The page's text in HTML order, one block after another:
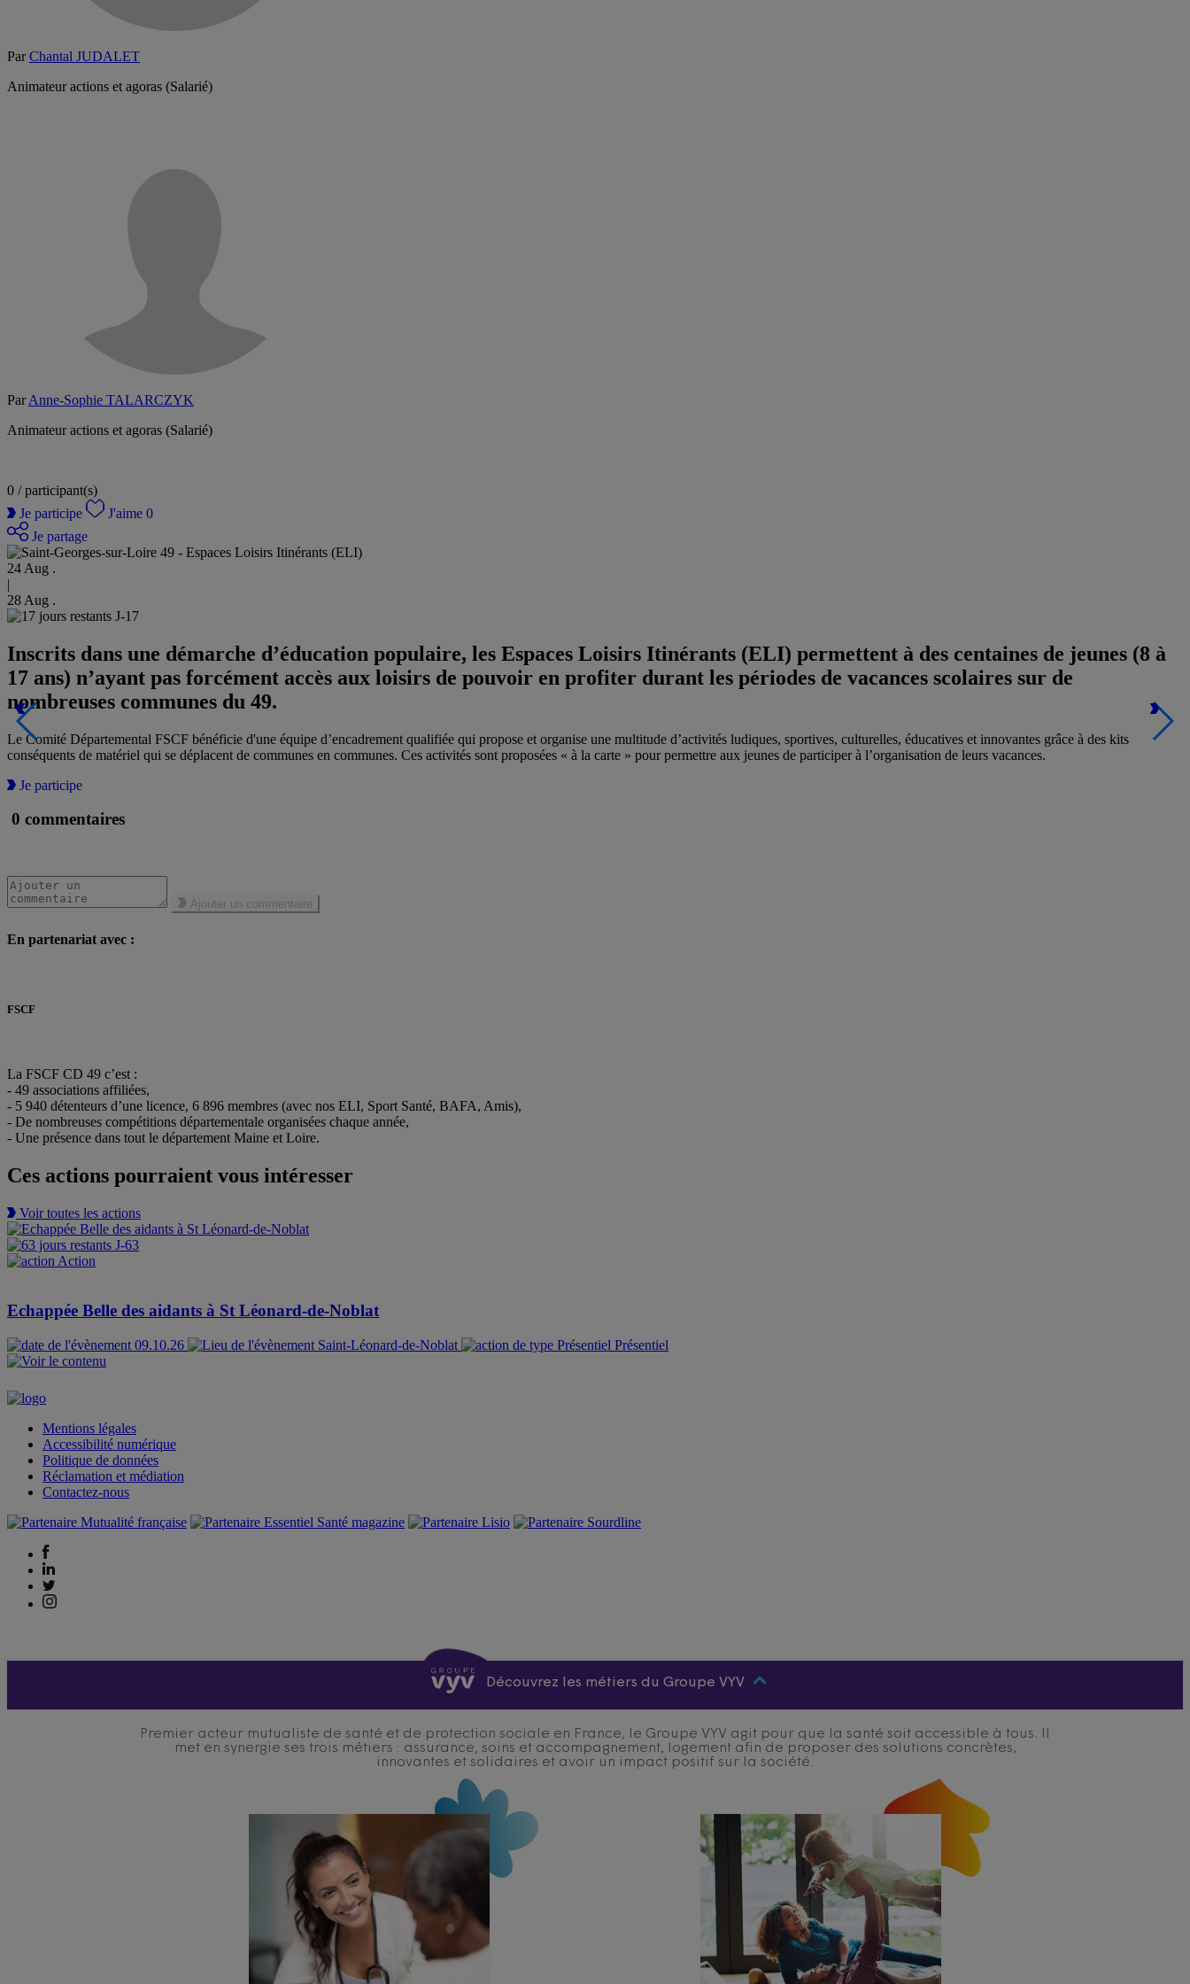
ParChantal JUDALET
Animateur actions et agoras (Salarié)
ParAnne-Sophie TALARCZYK
Animateur actions et agoras (Salarié)
0 /participant(s)
Je participe
J'aime 0
Je partage
24 Aug .
|
28 Aug .
J-17
Inscrits dans une démarche d’éducation populaire, les Espaces Loisirs Itinérants (ELI) permettent à des centaines de jeunes (8 à
17 ans) n’ayant pas forcément accès aux loisirs de pouvoir en profiter durant les périodes de vacances scolaires sur de
nombreuses communes du 49.
Le Comité Départemental FSCF bénéficie d'une équipe d’encadrement qualifiée qui propose et organise une multitude d’activités ludiques, sportives, culturelles, éducatives et innovantes grâce à des kits
conséquents de matériel qui se déplacent de communes en communes. Ces activités sont proposées « à la carte » pour permettre aux jeunes de participer à l’organisation de leurs vacances.
Je participe
0 commentaires
Ajouter un commentaire
En partenariat avec :
FSCF
La FSCF CD 49 c’est :
- 49 associations affiliées,
- 5 940 détenteurs d’une licence, 6 896 membres (avec nos ELI, Sport Santé, BAFA, Amis),
- De nombreuses compétitions départementale organisées chaque année,
- Une présence dans tout le département Maine et Loire.
Ces actions pourraient vous intéresser
Voir toutes les actions
J-63
Action
Echappée Belle des aidants à St Léonard-de-Noblat
09.10.26 Saint-Léonard-de-Noblat Présentiel
Mentions légales
Accessibilité numérique
Politique de données
Réclamation et médiation
Contactez-nous
Découvrez les métiers du Groupe VYV
Premier acteur mutualiste de santé et de protection sociale en France, le Groupe VYV agit pour que la santé soit accessible à tous. Il
met en synergie ses trois métiers : assurance, soins et accompagnement, logement afin de proposer des solutions concrètes,
innovantes et solidaires et avoir un impact positif sur la société.